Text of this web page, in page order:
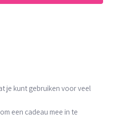
je kunt gebruiken voor veel
een cadeau mee in te